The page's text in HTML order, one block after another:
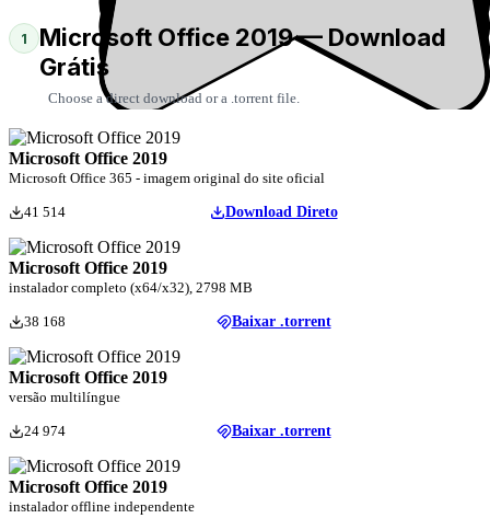
1
Microsoft Office 2019 — Download
Grátis
Choose a direct download or a .torrent file.
Microsoft Office 2019
Microsoft Office 365 - imagem original do site oficial
41 514 Download Direto
Microsoft Office 2019
instalador completo (x64/x32), 2798 MB
38 168 Baixar .torrent
Microsoft Office 2019
versão multilíngue
24 974 Baixar .torrent
Microsoft Office 2019
instalador offline independente